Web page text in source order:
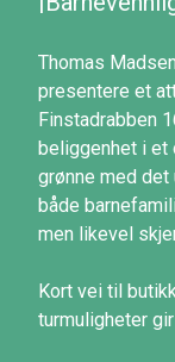
Thomas
presentere et
Finstadrabben
beliggenhet i et
grønne med
både
men likevel
Kort vei til
turmuligheter